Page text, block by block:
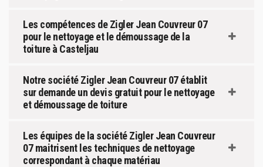
Les compétences de Zigler Jean Couvreur 07
pour le nettoyage et le démoussage de la
toiture à Casteljau
Notre société Zigler Jean Couvreur 07 établit
sur demande un devis gratuit pour le nettoyage
et démoussage de toiture
Les équipes de la société Zigler Jean Couvreur
07 maitrisent les techniques de nettoyage
correspondant à chaque matériau